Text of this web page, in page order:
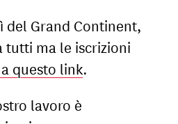
Grand Continent,
tutti ma le iscrizioni
questo link.
lavoro è